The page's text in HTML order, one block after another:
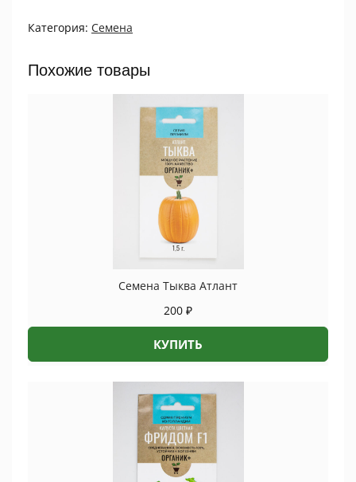
рог
ПРОЦВЕТОК
quantity
Категория: Семена
Похожие товары
Семена Тыква Атлант
200 ₽
КУПИТЬ